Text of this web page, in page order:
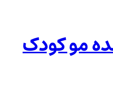
مو کودک